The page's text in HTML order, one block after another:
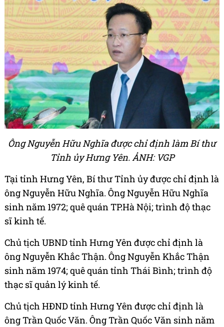
Ông Nguyễn Hữu Nghĩa được chỉ định làm Bí thư
Tỉnh ủy Hưng Yên. ẢNH: VGP
Tại tỉnh Hưng Yên, Bí thư Tỉnh ủy được chỉ định là
ông Nguyễn Hữu Nghĩa. Ông Nguyễn Hữu Nghĩa
sinh năm 1972; quê quán TP.Hà Nội; trình độ thạc
sĩ kinh tế.
Chủ tịch UBND tỉnh Hưng Yên được chỉ định là
ông Nguyễn Khắc Thận. Ông Nguyễn Khắc Thận
sinh năm 1974; quê quán tỉnh Thái Bình; trình độ
thạc sĩ quản lý kinh tế.
Chủ tịch HĐND tỉnh Hưng Yên được chỉ định là
ông Trần Quốc Văn. Ông Trần Quốc Văn sinh năm